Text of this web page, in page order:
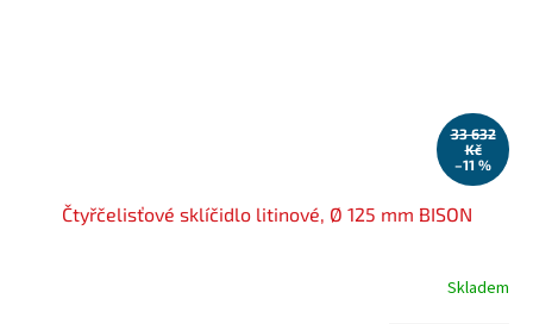
33 632
Kč
–11 %
Čtyřčelisťové sklíčidlo litinové, Ø 125 mm BISON
Skladem